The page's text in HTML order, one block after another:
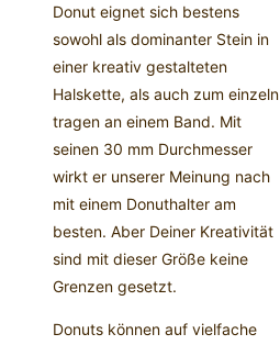
Donut eignet sich bestens
sowohl als dominanter Stein in
einer kreativ gestalteten
Halskette, als auch zum einzeln
tragen an einem Band. Mit
seinen 30 mm Durchmesser
wirkt er unserer Meinung nach
mit einem Donuthalter am
besten. Aber Deiner Kreativität
sind mit dieser Größe keine
Grenzen gesetzt.
Donuts können auf vielfache